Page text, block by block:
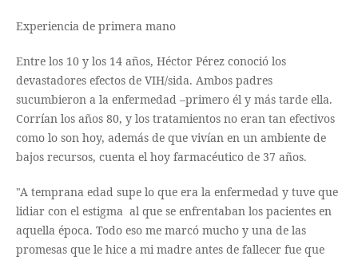
Experiencia de primera mano
Entre los 10 y los 14 años, Héctor Pérez conoció los
devastadores efectos de VIH/sida. Ambos padres
sucumbieron a la enfermedad –primero él y más tarde ella.
Corrían los años 80, y los tratamientos no eran tan efectivos
como lo son hoy, además de que vivían en un ambiente de
bajos recursos, cuenta el hoy farmacéutico de 37 años.
"A temprana edad supe lo que era la enfermedad y tuve que
lidiar con el estigma al que se enfrentaban los pacientes en
aquella época. Todo eso me marcó mucho y una de las
promesas que le hice a mi madre antes de fallecer fue que